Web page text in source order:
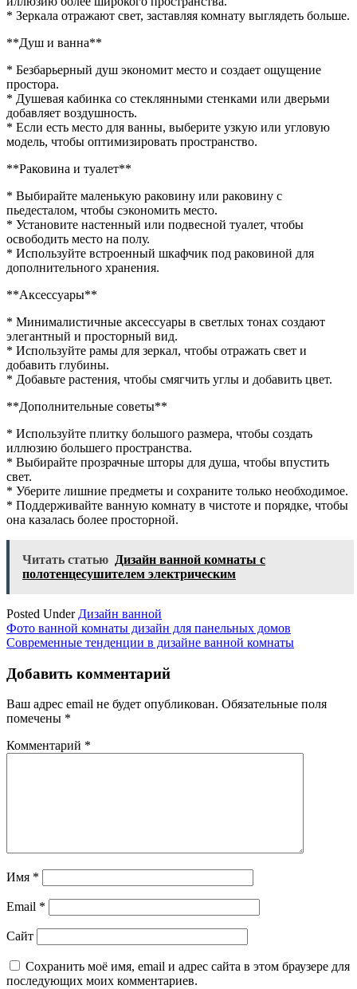
* Зеркала отражают свет, заставляя комнату выглядеть больше.
**Душ и ванна**
* Безбарьерный душ экономит место и создает ощущение
простора.
* Душевая кабинка со стеклянными стенками или дверьми
добавляет воздушность.
* Если есть место для ванны, выберите узкую или угловую
модель, чтобы оптимизировать пространство.
**Раковина и туалет**
* Выбирайте маленькую раковину или раковину с
пьедесталом, чтобы сэкономить место.
* Установите настенный или подвесной туалет, чтобы
освободить место на полу.
* Используйте встроенный шкафчик под раковиной для
дополнительного хранения.
**Аксессуары**
* Минималистичные аксессуары в светлых тонах создают
элегантный и просторный вид.
* Используйте рамы для зеркал, чтобы отражать свет и
добавить глубины.
* Добавьте растения, чтобы смягчить углы и добавить цвет.
**Дополнительные советы**
* Используйте плитку большого размера, чтобы создать
иллюзию большего пространства.
* Выбирайте прозрачные шторы для душа, чтобы впустить
свет.
* Уберите лишние предметы и сохраните только необходимое.
* Поддерживайте ванную комнату в чистоте и порядке, чтобы
она казалась более просторной.
Читать статью Дизайн ванной комнаты с
полотенцесушителем электрическим
Posted Under Дизайн ванной
Навигация
по
записям
Фото ванной комнаты дизайн для панельных домов
Современные тенденции в дизайне ванной комнаты
Добавить комментарий
Ваш адрес email не будет опубликован. Обязательные поля
помечены *
Комментарий *
Имя *
Email *
Сайт
Сохранить моё имя, email и адрес сайта в этом браузере для
последующих моих комментариев.